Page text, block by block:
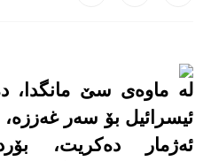
لە ماوەی سێ مانگدا،
ئیسرائیل بۆ سەر غەززە،
ئەژمار دەکریت،